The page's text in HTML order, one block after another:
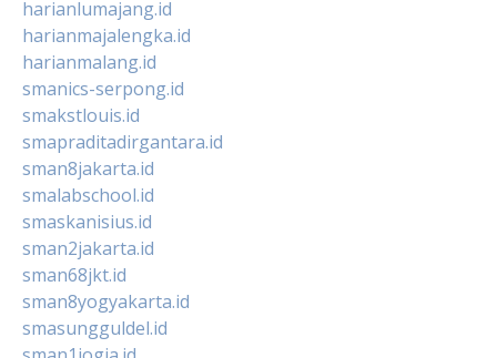
harianlumajang.id
harianmajalengka.id
harianmalang.id
smanics-serpong.id
smakstlouis.id
smapraditadirgantara.id
sman8jakarta.id
smalabschool.id
smaskanisius.id
sman2jakarta.id
sman68jkt.id
sman8yogyakarta.id
smasungguldel.id